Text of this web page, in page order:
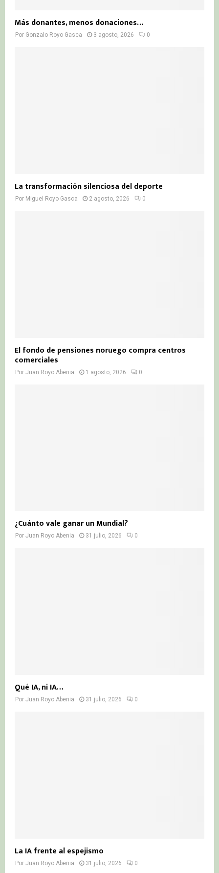
Más donantes, menos donaciones…
Por Gonzalo Royo Gasca 3 agosto, 2026 0
La transformación silenciosa del deporte
Por Miguel Royo Gasca 2 agosto, 2026 0
El fondo de pensiones noruego compra centros
comerciales
Por Juan Royo Abenia 1 agosto, 2026 0
¿Cuánto vale ganar un Mundial?
Por Juan Royo Abenia 31 julio, 2026 0
Qué IA, ni IA…
Por Juan Royo Abenia 31 julio, 2026 0
La IA frente al espejismo
Por Juan Royo Abenia 31 julio, 2026 0